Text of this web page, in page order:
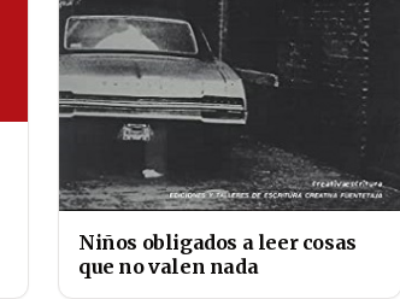
Niños obligados a leer cosas
que no valen nada